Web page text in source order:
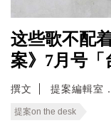
这些歌不配
案》7月号「
撰文 提案編輯室
提案on the desk